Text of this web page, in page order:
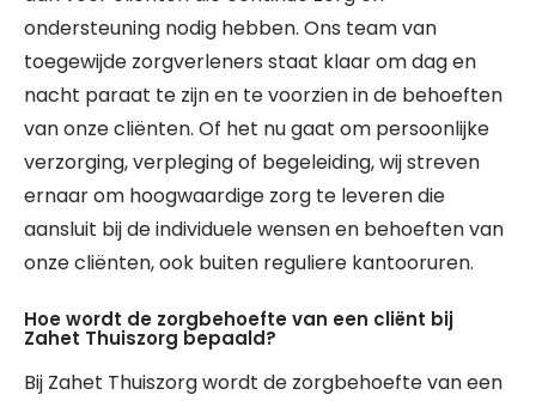
ondersteuning nodig hebben. Ons team van
toegewijde zorgverleners staat klaar om dag en
nacht paraat te zijn en te voorzien in de behoeften
van onze cliënten. Of het nu gaat om persoonlijke
verzorging, verpleging of begeleiding, wij streven
ernaar om hoogwaardige zorg te leveren die
aansluit bij de individuele wensen en behoeften van
onze cliënten, ook buiten reguliere kantooruren.
Hoe wordt de zorgbehoefte van een cliënt bij
Zahet Thuiszorg bepaald?
Bij Zahet Thuiszorg wordt de zorgbehoefte van een